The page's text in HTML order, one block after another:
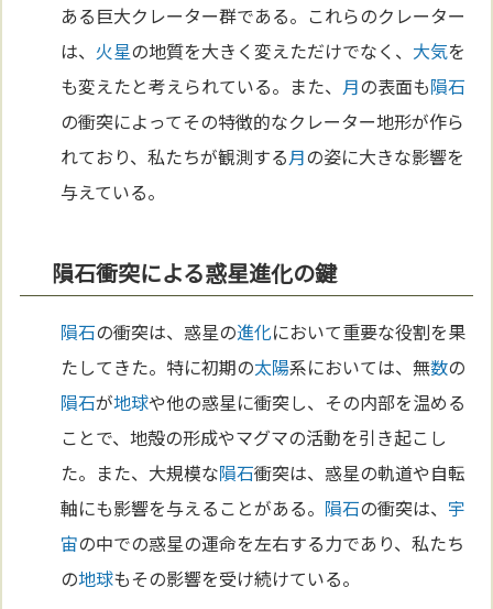
ある巨大クレーター群である。これらのクレーター
は、 火星の地質を大きく変えただけでなく、 大気を
も変えたと考えられている。また、 月の表面も隕石
の衝突によってその特徴的なクレーター地形が作ら
れており、私たちが観測する月の姿に大きな影響を
与えている。
隕石衝突による惑星進化の鍵
隕石の衝突は、惑星の進化において重要な役割を果
たしてきた。特に初期の太陽系においては、無数の
隕石が地球や他の惑星に衝突し、その内部を温める
ことで、地殻の形成やマグマの活動を引き起こし
た。また、大規模な隕石衝突は、惑星の軌道や自転
軸にも影響を与えることがある。 隕石の衝突は、 宇
宙の中での惑星の運命を左右する力であり、私たち
の地球もその影響を受け続けている。